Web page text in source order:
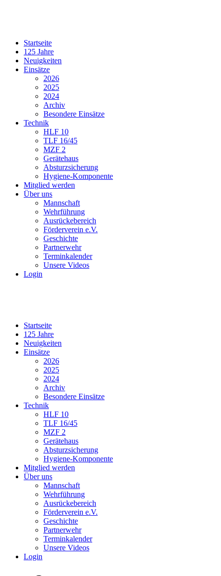
Startseite
125 Jahre
Neuigkeiten
Einsätze
2026
2025
2024
Archiv
Besondere Einsätze
Technik
HLF 10
TLF 16/45
MZF 2
Gerätehaus
Absturzsicherung
Hygiene-Komponente
Mitglied werden
Über uns
Mannschaft
Wehrführung
Ausrückebereich
Förderverein e.V.
Geschichte
Partnerwehr
Terminkalender
Unsere Videos
Login
Startseite
125 Jahre
Neuigkeiten
Einsätze
2026
2025
2024
Archiv
Besondere Einsätze
Technik
HLF 10
TLF 16/45
MZF 2
Gerätehaus
Absturzsicherung
Hygiene-Komponente
Mitglied werden
Über uns
Mannschaft
Wehrführung
Ausrückebereich
Förderverein e.V.
Geschichte
Partnerwehr
Terminkalender
Unsere Videos
Login